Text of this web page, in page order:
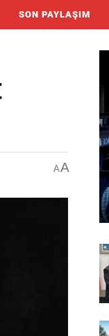
SON PAYLAŞIM
AA